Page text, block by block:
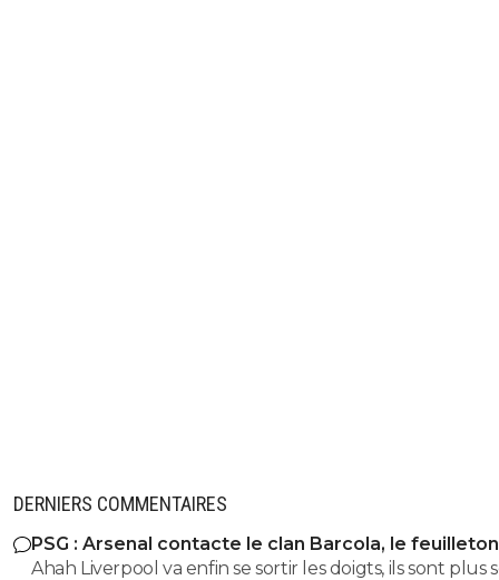
DERNIERS COMMENTAIRES
PSG : Arsenal contacte le clan Barcola, le feuilleton
relancé
Ahah Liverpool va enfin se sortir les doigts, ils sont plus